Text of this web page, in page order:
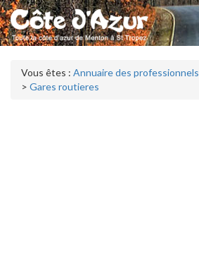
Vous êtes : Annuaire des professionnels
> Gares routieres